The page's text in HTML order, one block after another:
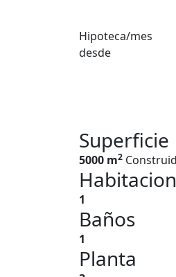
Hipoteca/mes
desde
Superficie
5000 m2
1
Baños
1
Planta